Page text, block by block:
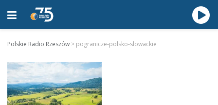
Polskie Radio Rzeszów > pogranicze-polsko-slowackie